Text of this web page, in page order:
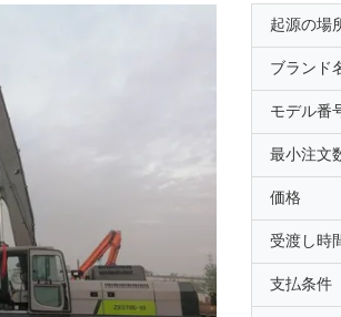
起源の場
ブランド
モデル番
最小注文
価格
受渡し時
支払条件